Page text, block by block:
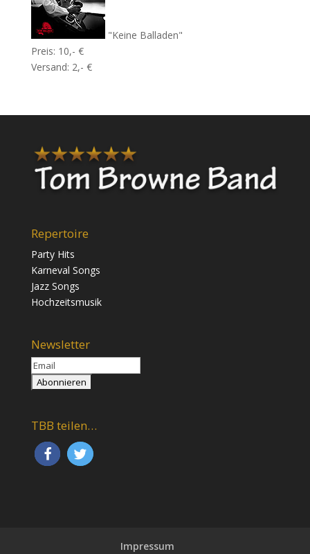
"Keine Balladen"
Preis: 10,- €
Versand: 2,- €
Repertoire
Party Hits
Karneval Songs
Jazz Songs
Hochzeitsmusik
Newsletter
TBB teilen…
Impressum